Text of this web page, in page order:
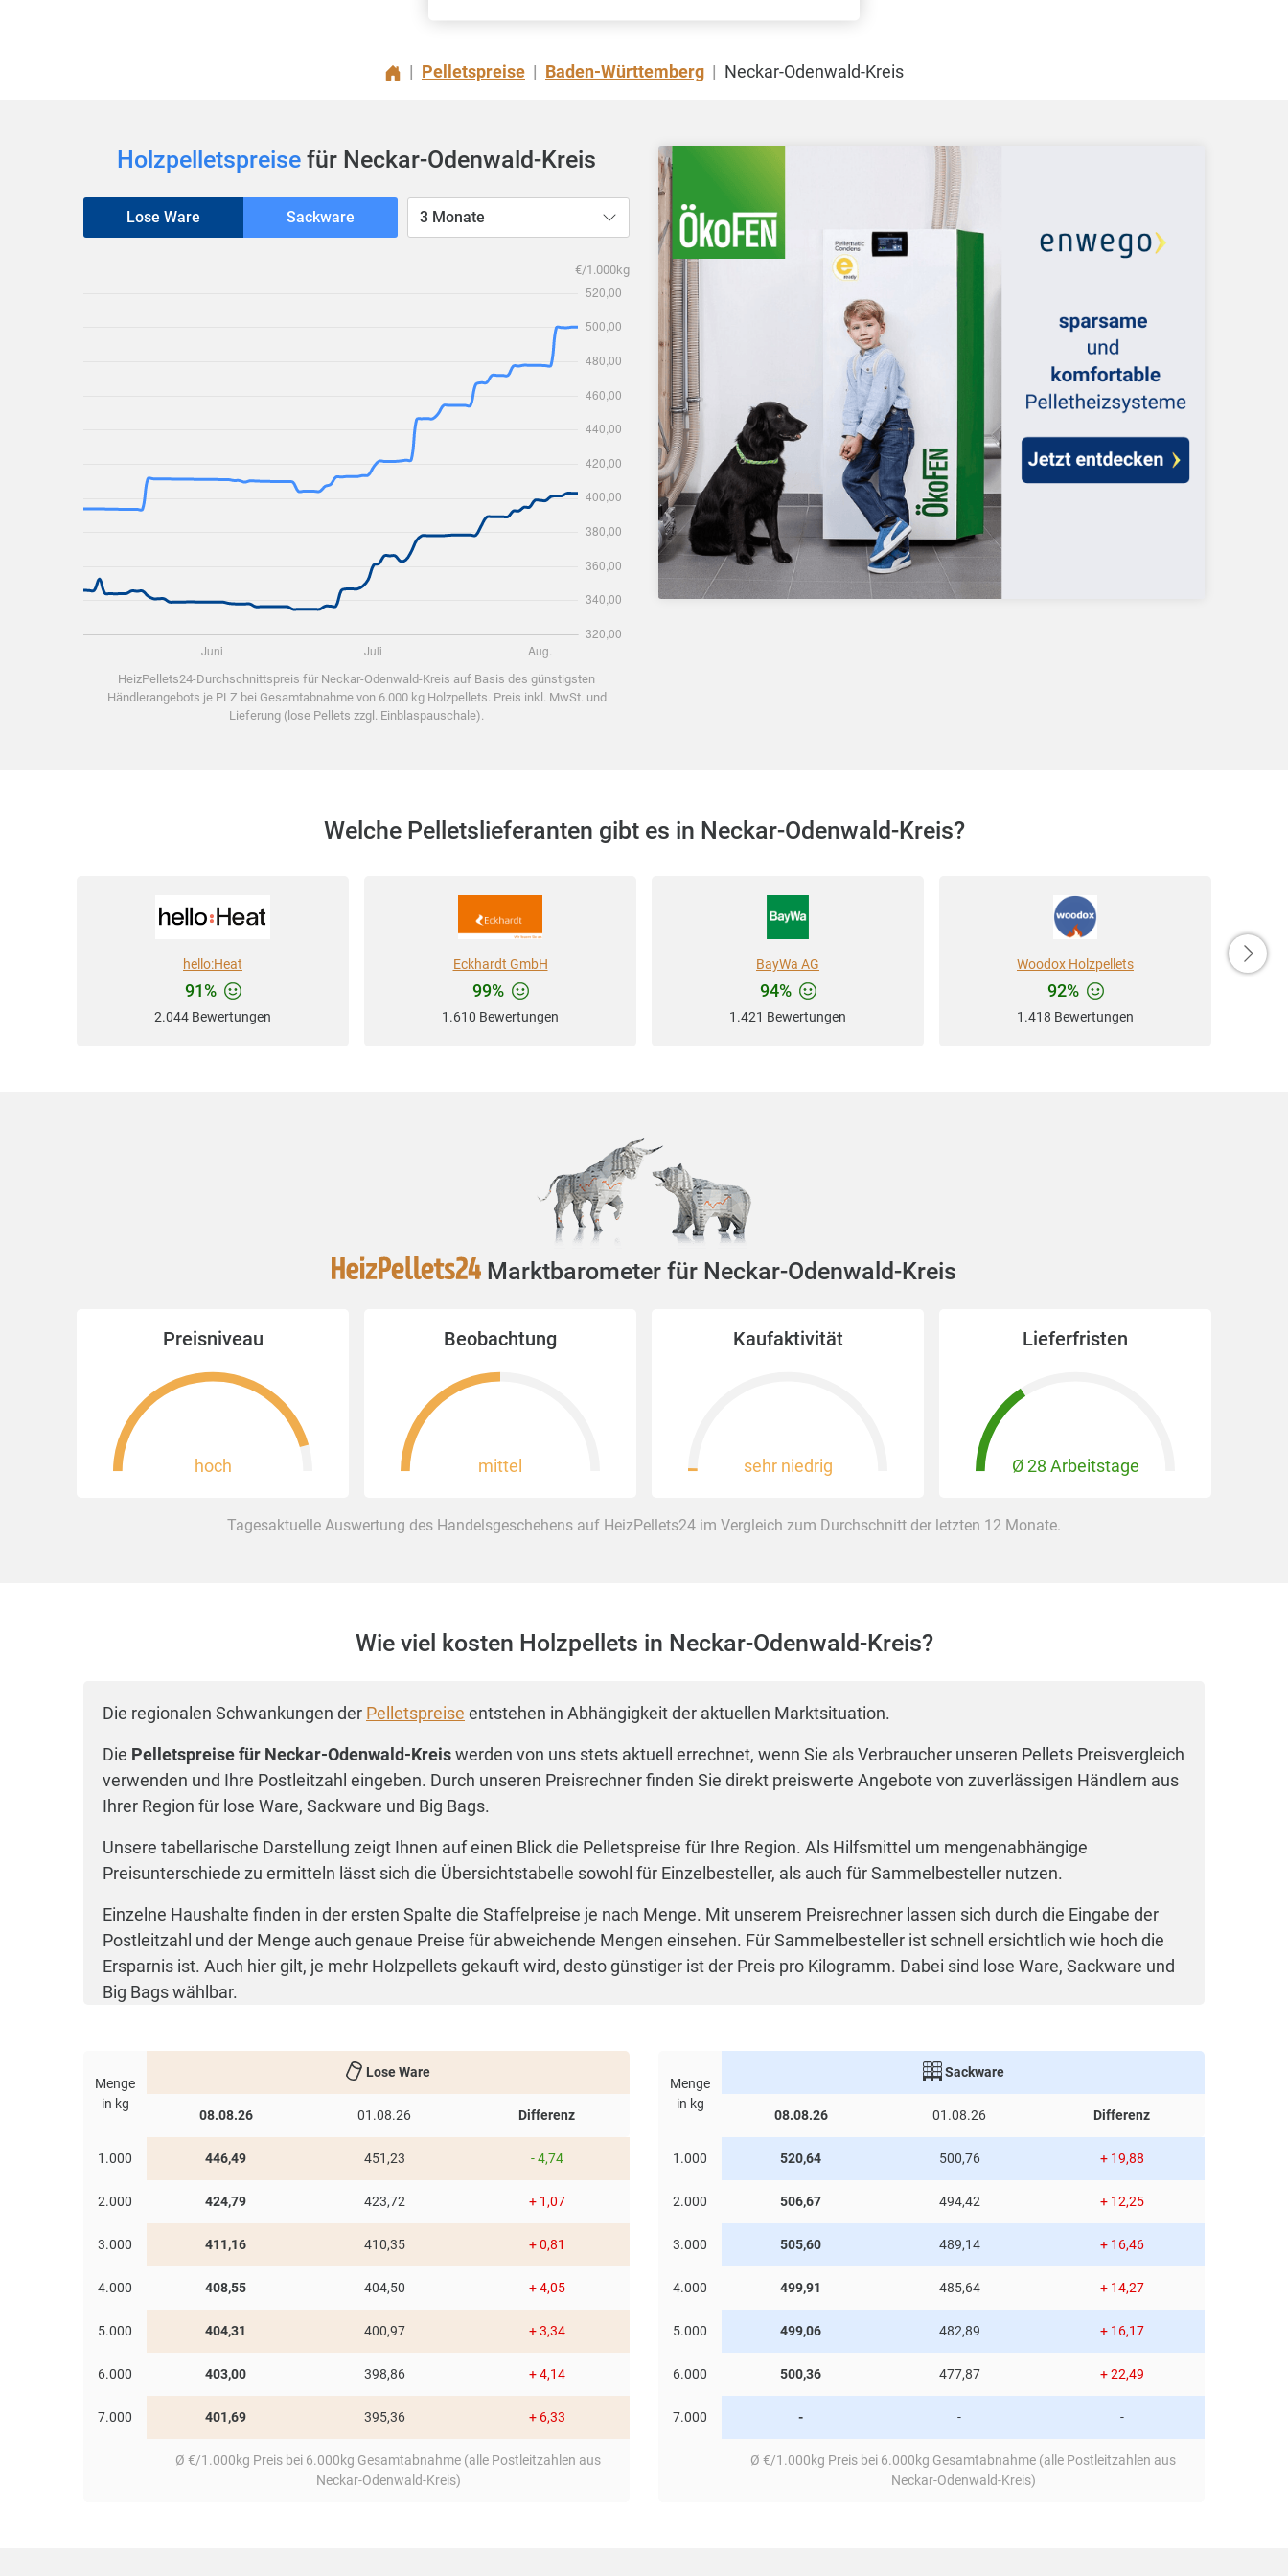
| Pelletspreise | Baden-Württemberg | Neckar-Odenwald-Kreis
Holzpelletspreise für Neckar-Odenwald-Kreis
Lose Ware Sackware 3 Monate
€/1.000kg
HeizPellets24-Durchschnittspreis für Neckar-Odenwald-Kreis auf Basis des günstigsten
Händlerangebots je PLZ bei Gesamtabnahme von 6.000 kg Holzpellets. Preis inkl. MwSt. und
Lieferung (lose Pellets zzgl. Einblaspauschale).
Welche Pelletslieferanten gibt es in Neckar-Odenwald-Kreis?
hello:Heat
91%
2.044 Bewertungen
Eckhardt GmbH
99%
1.610 Bewertungen
BayWa AG
94%
1.421 Bewertungen
Woodox Holzpellets
92%
1.418 Bewertungen
Marktbarometer für Neckar-Odenwald-Kreis
Preisniveau
hoch
Beobachtung
mittel
Kaufaktivität
sehr niedrig
Lieferfristen
Ø 28 Arbeitstage
Tagesaktuelle Auswertung des Handelsgeschehens auf HeizPellets24 im Vergleich zum Durchschnitt der letzten 12 Monate.
Wie viel kosten Holzpellets in Neckar-Odenwald-Kreis?
Die regionalen Schwankungen der Pelletspreise entstehen in Abhängigkeit der aktuellen Marktsituation.
Die Pelletspreise für Neckar-Odenwald-Kreiswerden von uns stets aktuell errechnet, wenn Sie als Verbraucher unseren Pellets Preisvergleich
verwenden und Ihre Postleitzahl eingeben. Durch unseren Preisrechner finden Sie direkt preiswerte Angebote von zuverlässigen Händlern aus
Ihrer Region für lose Ware, Sackware und Big Bags.
Unsere tabellarische Darstellung zeigt Ihnen auf einen Blick die Pelletspreise für Ihre Region. Als Hilfsmittel um mengenabhängige
Preisunterschiede zu ermitteln lässt sich die Übersichtstabelle sowohl für Einzelbesteller, als auch für Sammelbesteller nutzen.
Einzelne Haushalte finden in der ersten Spalte die Staffelpreise je nach Menge. Mit unserem Preisrechner lassen sich durch die Eingabe der
Postleitzahl und der Menge auch genaue Preise für abweichende Mengen einsehen. Für Sammelbesteller ist schnell ersichtlich wie hoch die
Ersparnis ist. Auch hier gilt, je mehr Holzpellets gekauft wird, desto günstiger ist der Preis pro Kilogramm. Dabei sind lose Ware, Sackware und
Big Bags wählbar.
Menge
in kg
Lose Ware
08.08.26 01.08.26 Differenz
1.000 446,49 451,23 - 4,74
2.000 424,79 423,72 + 1,07
3.000 411,16 410,35 + 0,81
4.000 408,55 404,50 + 4,05
5.000 404,31 400,97 + 3,34
6.000 403,00 398,86 + 4,14
7.000 401,69 395,36 + 6,33
Ø €/1.000kg Preis bei 6.000kg Gesamtabnahme (alle Postleitzahlen aus
Neckar-Odenwald-Kreis)
Menge
in kg
Sackware
08.08.26 01.08.26 Differenz
1.000 520,64 500,76 + 19,88
2.000 506,67 494,42 + 12,25
3.000 505,60 489,14 + 16,46
4.000 499,91 485,64 + 14,27
5.000 499,06 482,89 + 16,17
6.000 500,36 477,87 + 22,49
7.000 - - -
Ø €/1.000kg Preis bei 6.000kg Gesamtabnahme (alle Postleitzahlen aus
Neckar-Odenwald-Kreis)